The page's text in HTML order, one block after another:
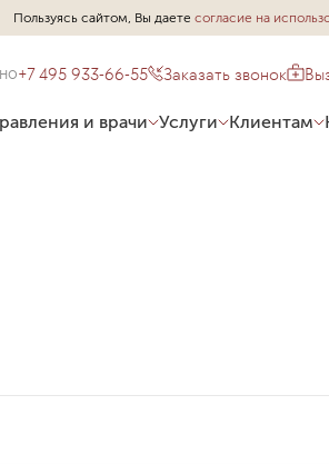
Пользуясь сайтом, Вы даете согласие на
+7 495 933-66-55 Заказать звонок
и врачи Услуги Клиентам